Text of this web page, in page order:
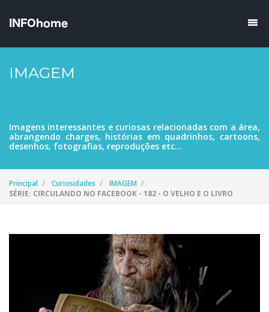
IMAGEM
Imagens interessantes e curiosas relacionadas com a área,
abrangendo charges, histórias em quadrinhos, cartoons,
desenhos, fotografias, reproduções etc...
Principal Curiosidades
IMAGEM
SÉRIE: CIRCULANDO NO FACEBOOK - 182 - O VELHO E O LIVRO